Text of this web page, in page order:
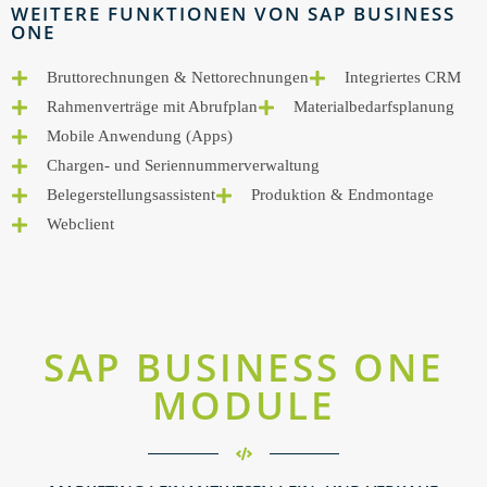
WEITERE FUNKTIONEN VON SAP BUSINESS
ONE
Bruttorechnungen & Nettorechnungen
Integriertes CRM
Rahmenverträge mit Abrufplan
Materialbedarfsplanung
Mobile Anwendung (Apps)
Chargen- und Seriennummerverwaltung
Belegerstellungsassistent
Produktion & Endmontage
Webclient
SAP BUSINESS ONE
MODULE